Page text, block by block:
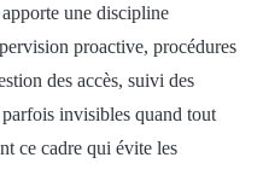
une discipline
proactive, procédures
des accès, suivi des
invisibles quand tout
ce cadre qui évite les